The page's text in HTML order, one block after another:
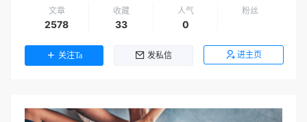
文章
2578
收藏
33
人气
0
粉丝
关注Ta 发私信 进主页